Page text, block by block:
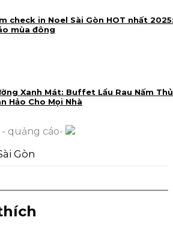
check in Noel Sài Gòn HOT nhất
mùa đông
Xanh Mát: Buffet Lẩu Rau Nấm Thủ
Hảo Cho Mọi Nhà
- quảng cáo-
Gòn